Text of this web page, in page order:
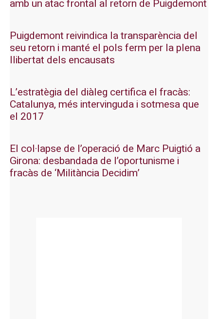
amb un atac frontal al retorn de Puigdemont
Puigdemont reivindica la transparència del
seu retorn i manté el pols ferm per la plena
llibertat dels encausats
L’estratègia del diàleg certifica el fracàs:
Catalunya, més intervinguda i sotmesa que
el 2017
El col·lapse de l’operació de Marc Puigtió a
Girona: desbandada de l’oportunisme i
fracàs de ‘Militància Decidim’